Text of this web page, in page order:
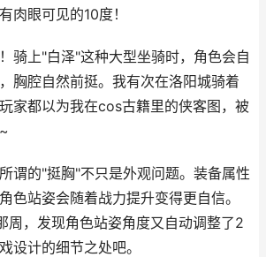
肉眼可见的10度！
骑上"白泽"这种大型坐骑时，角色会自
胸腔自然前挺。我有次在洛阳城骑着
家都以为我在cos古籍里的侠客图，被
谓的"挺胸"不只是外观问题。装备属性
色站姿会随着战力提升变得更自信。
周，发现角色站姿角度又自动调整了2
设计的细节之处吧。